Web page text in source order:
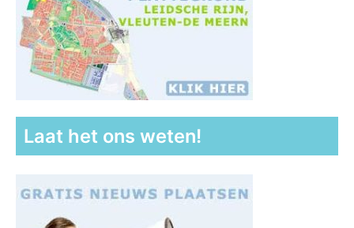
Laat het ons weten!